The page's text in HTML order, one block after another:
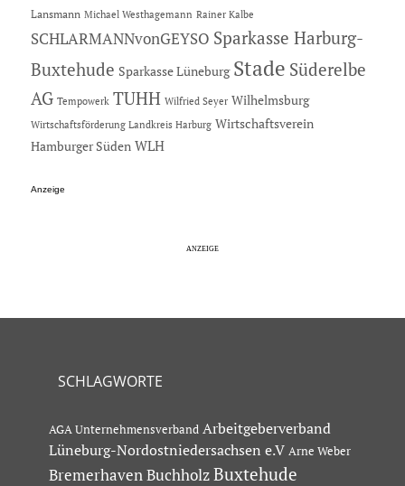
Lansmann Michael Westhagemann Rainer Kalbe
SCHLARMANNvonGEYSO Sparkasse Harburg-
Buxtehude Sparkasse Lüneburg Stade Süderelbe
AG Tempowerk TUHH Wilfried Seyer Wilhelmsburg
Wirtschaftsförderung Landkreis Harburg Wirtschaftsverein
Hamburger Süden WLH
Anzeige
SCHLAGWORTE
AGA Unternehmensverband Arbeitgeberverband
Lüneburg-Nordostniedersachsen e.V Arne Weber
Bremerhaven Buchholz Buxtehude